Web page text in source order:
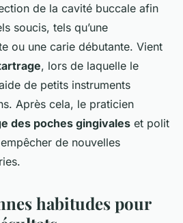
de la cavité buccale afin
soucis, tels qu’une
ou une carie débutante. Vient
, lors de laquelle le
de petits instruments
Après cela, le praticien
des poches gingivales et polit
de nouvelles
habitudes pour